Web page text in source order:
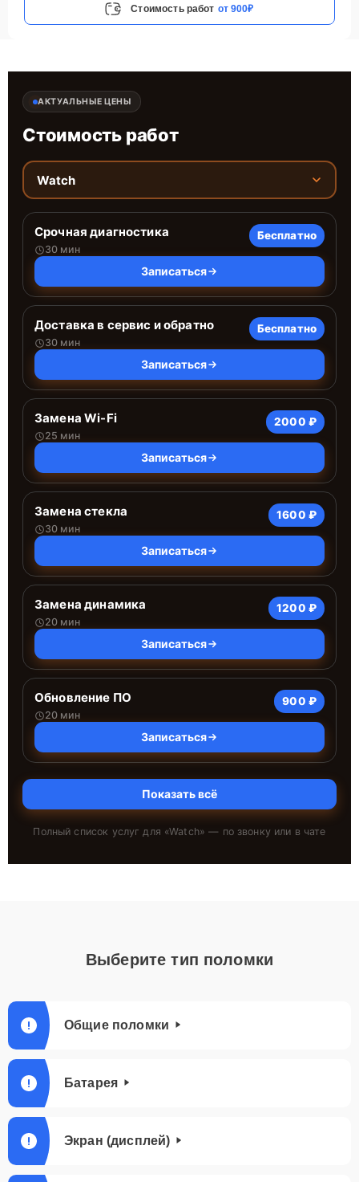
Стоимость работ от 900₽
АКТУАЛЬНЫЕ ЦЕНЫ
Стоимость работ
Watch
Срочная диагностика
30 мин
Бесплатно
Записаться
Доставка в сервис и обратно
30 мин
Бесплатно
Записаться
Замена Wi-Fi
25 мин
2000 ₽
Записаться
Замена стекла
30 мин
1600 ₽
Записаться
Замена динамика
20 мин
1200 ₽
Записаться
Обновление ПО
20 мин
900 ₽
Записаться
Показать всё
Полный список услуг для «Watch» — по звонку или в чате
Выберите тип поломки
Общие поломки
Батарея
Экран (дисплей)